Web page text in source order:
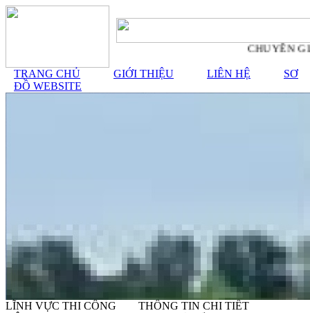
CHUYÊN
TRANG CHỦ GIỚI THIỆU LIÊN HỆ
SƠ
ĐỒ WEBSITE
LĨNH VỰC THI CÔNG
THÔNG TIN CHI TIẾT